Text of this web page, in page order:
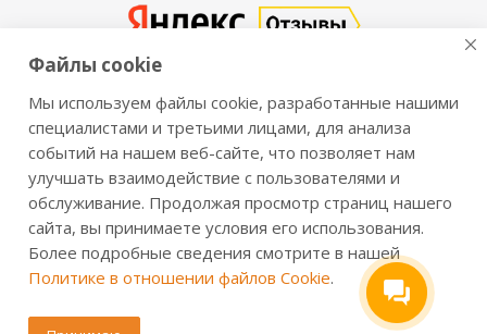
2016-2026 © VALBERGSAFE.RU — Интернет-магазин
сейфов Valberg и металлической мебели Практик.
Продажа сейфов для дома и офиса, металлических
шкафов, стеллажей, металлических дверей.
Информация о розничных ценах, технических
характеристиках, наличии на складе носит справочный
характер и не является публичной офертой,
определяемой положениями из Статьи 437 ч.2 ГК РФ.
Файлы cookie
Мы используем файлы cookie, разработанные нашими
специалистами и третьими лицами, для анализа
событий на нашем веб-сайте, что позволяет нам
улучшать взаимодействие с пользователями и
обслуживание. Продолжая просмотр страниц нашего
сайта, вы принимаете условия его использования.
Более подробные сведения смотрите в нашей
Политике в отношении файлов Cookie.